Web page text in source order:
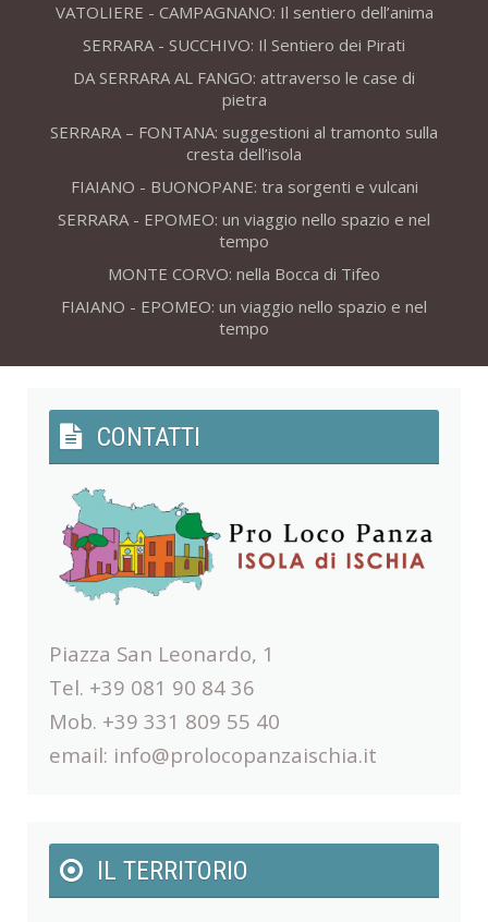
VATOLIERE - CAMPAGNANO: Il sentiero dell’anima
SERRARA - SUCCHIVO: Il Sentiero dei Pirati
DA SERRARA AL FANGO: attraverso le case di
pietra
SERRARA – FONTANA: suggestioni al tramonto sulla
cresta dell’isola
FIAIANO - BUONOPANE: tra sorgenti e vulcani
SERRARA - EPOMEO: un viaggio nello spazio e nel
tempo
MONTE CORVO: nella Bocca di Tifeo
FIAIANO - EPOMEO: un viaggio nello spazio e nel
tempo
CONTATTI
Piazza San Leonardo, 1
Tel. +39 081 90 84 36
Mob. +39 331 809 55 40
email: info@prolocopanzaischia.it
IL TERRITORIO